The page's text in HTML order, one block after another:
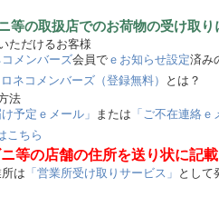
ニ等の取扱店でのお荷物の受け取
ただけるお客様
メンバーズ会員で ｅお知らせ設定済み
ネコメンバーズ（登録無料）
とは？
法
け予定ｅメール」 または 「ご不在連絡ｅ
こちら
等の店舗の住所を送り状に記
は 「営業所受け取りサービス」 として